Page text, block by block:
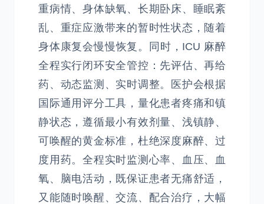
重病情、身体缺氧、长期卧床、睡眠紊
乱、重症应激带来的暂时性状态，随着
身体康复会慢慢恢复。同时，ICU 麻醉
全程实行闭环安全管控：先评估、再给
药、动态监测、实时调整。医护会根据
国际通用评分工具，量化患者疼痛和镇
静状态，遵循最小有效剂量、浅镇静、
可唤醒的黄金标准，杜绝深度麻醉、过
度用药。全程实时监测心率、血压、血
氧、脑电活动，既保证患者无痛舒适，
又能随时唤醒、交流、配合治疗，大幅